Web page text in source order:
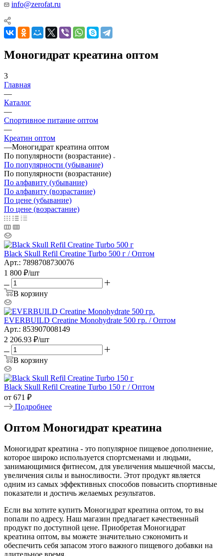
info@zerofat.ru
Моногидрат креатина оптом
3
Главная
—
Каталог
—
Спортивное питание оптом
—
Креатин оптом
—Моногидрат креатина оптом
По популярности (возрастание)
По популярности (убывание)
По популярности (возрастание)
По алфавиту (убывание)
По алфавиту (возрастание)
По цене (убывание)
По цене (возрастание)
Black Skull Refil Creatine Turbo 500 г / Оптом
Арт.: 7898708730076
1 800 ₽/шт
В корзину
EVERBUILD Creatine Monohydrate 500 гр. / Оптом
Арт.: 853907008149
2 206.93 ₽/шт
В корзину
Black Skull Refil Creatine Turbo 150 г / Оптом
от 671 ₽
Подробнее
Оптом Моногидрат креатина
Моногидрат креатина - это популярное пищевое дополнение,
которое широко используется спортсменами и людьми,
занимающимися фитнесом, для увеличения мышечной массы,
увеличения силы и выносливости. Этот продукт является
одним из самых эффективных способов повысить спортивные
показатели и достичь желаемых результатов.
Если вы хотите купить Моногидрат креатина оптом, то вы
попали по адресу. Наш магазин предлагает качественный
продукт по доступной цене. Приобретая Моногидрат
креатина оптом, вы можете значительно сэкономить и
обеспечить себя запасом этого важного пищевого добавки на
длительное время.